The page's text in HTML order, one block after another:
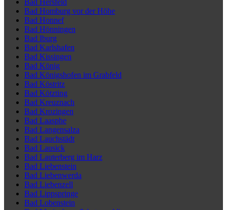
Bad Hersfeld
Bad Homburg vor der Höhe
Bad Honnef
Bad Hönningen
Bad Iburg
Bad Karlshafen
Bad Kissingen
Bad König
Bad Königshofen im Grabfeld
Bad Köstritz
Bad Kötzting
Bad Kreuznach
Bad Krozingen
Bad Laasphe
Bad Langensalza
Bad Lauchstädt
Bad Lausick
Bad Lauterberg im Harz
Bad Liebenstein
Bad Liebenwerda
Bad Liebenzell
Bad Lippspringe
Bad Lobenstein